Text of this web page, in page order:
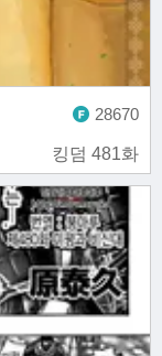
킹덤 481화
28670